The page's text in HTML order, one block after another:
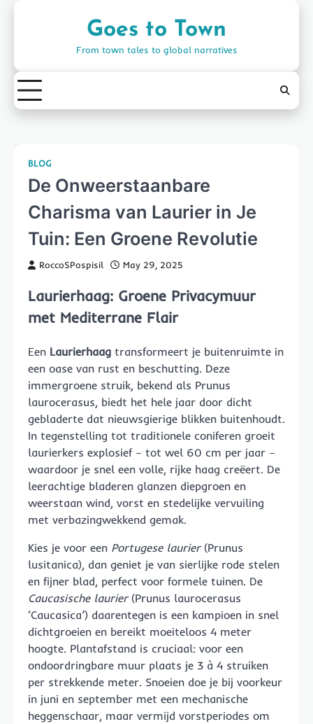
Goes to Town
From town tales to global narratives
BLOG
De Onweerstaanbare
Charisma van Laurier in Je
Tuin: Een Groene Revolutie
RoccoSPospisil May 29, 2025
Laurierhaag: Groene Privacymuur
met Mediterrane Flair
Een Laurierhaag transformeert je buitenruimte in
een oase van rust en beschutting. Deze
immergroene struik, bekend als Prunus
laurocerasus, biedt het hele jaar door dicht
gebladerte dat nieuwsgierige blikken buitenhoudt.
In tegenstelling tot traditionele coniferen groeit
laurierkers explosief – tot wel 60 cm per jaar –
waardoor je snel een volle, rijke haag creëert. De
leerachtige bladeren glanzen diepgroen en
weerstaan wind, vorst en stedelijke vervuiling
met verbazingwekkend gemak.
Kies je voor een Portugese laurier(Prunus
lusitanica), dan geniet je van sierlijke rode stelen
en fijner blad, perfect voor formele tuinen. De
Caucasische laurier(Prunus laurocerasus
‘Caucasica’) daarentegen is een kampioen in snel
dichtgroeien en bereikt moeiteloos 4 meter
hoogte. Plantafstand is cruciaal: voor een
ondoordringbare muur plaats je 3 à 4 struiken
per strekkende meter. Snoeien doe je bij voorkeur
in juni en september met een mechanische
heggenschaar, maar vermijd vorstperiodes om